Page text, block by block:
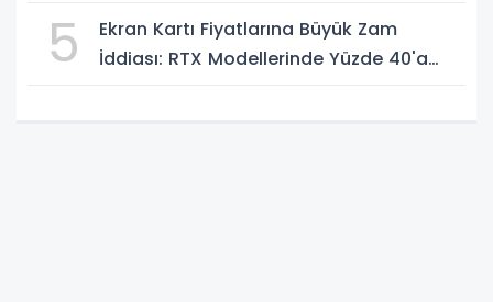
5
Ekran Kartı Fiyatlarına Büyük Zam
İddiası: RTX Modellerinde Yüzde 40'a